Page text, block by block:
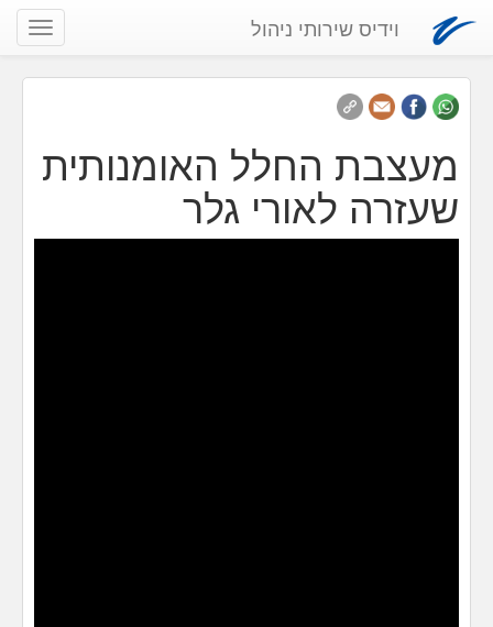
שנה
וידיס שירותי ניהול
מעצבת החלל האומנותית
שעזרה לאורי גלר